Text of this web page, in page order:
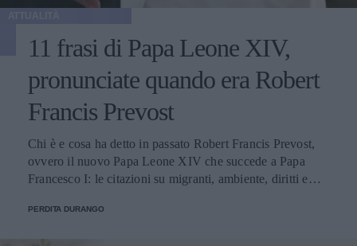
11 frasi di Papa Leone XIV,
pronunciate quando era Robert
Francis Prevost
Chi è e cosa ha detto in passato Robert Francis Prevost,
ovvero il nuovo Papa Leone XIV che succede a Papa
Francesco I: le citazioni su migranti, ambiente, diritti e
PERDITA DURANGO